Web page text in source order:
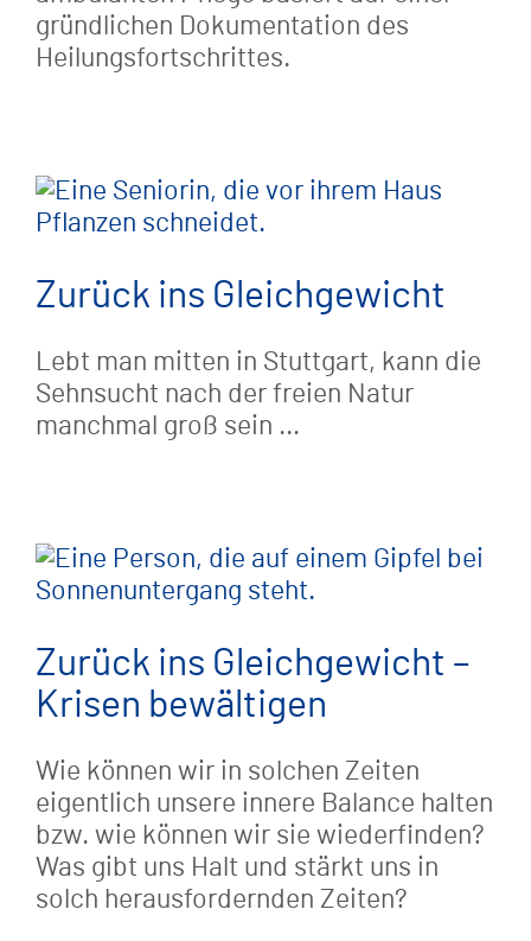
gründlichen Dokumentation des
Heilungsfortschrittes.
Zurück ins Gleichgewicht
Lebt man mitten in Stuttgart, kann die
Sehnsucht nach der freien Natur
manchmal groß sein …
Zurück ins Gleichgewicht –
Krisen bewältigen
Wie können wir in solchen Zeiten
eigentlich unsere innere Balance halten
bzw. wie können wir sie wiederfinden?
Was gibt uns Halt und stärkt uns in
solch herausfordernden Zeiten?